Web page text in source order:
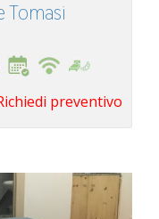
Tomasi
preventivo